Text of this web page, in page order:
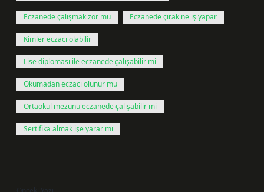
Eczanede çalışmak zor mu Eczanede çırak ne iş yapar
Kimler eczacı olabilir
Lise diploması ile eczanede çalışabilir mi
Okumadan eczacı olunur mu
Ortaokul mezunu eczanede çalışabilir mi
Sertifika almak işe yarar mı